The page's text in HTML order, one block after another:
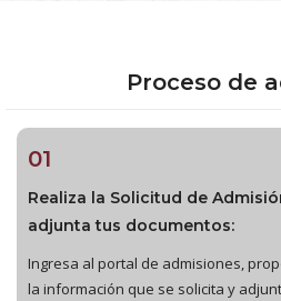
Proceso de
01
Realiza la Solicitud de
adjunta tus documentos:
Ingresa al portal de admisiones,
la información que se solicita y